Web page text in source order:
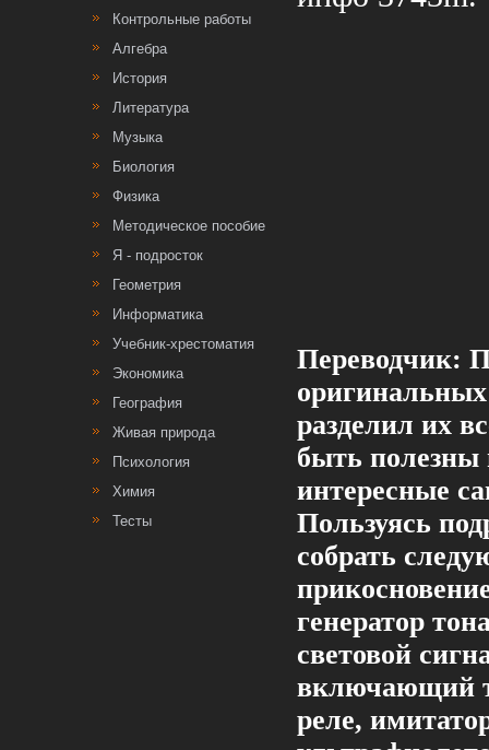
Контрольные работы
Алгебра
История
Литература
Музыка
Биология
Физика
Методическое пособие
Я - подросток
Геометрия
Информатика
Учебник-хрестоматия
Экономика
География
Живая природа
Психология
Химия
Тесты
Переводчик: П
разделил их
быть полезны
интересные
Пользуясь
собрать
генератор
световой
включающий
реле,